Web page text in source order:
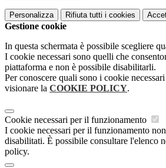
Personalizza Rifiuta tutti i cookies
Gestione cookie
In questa schermata è possibile scegliere
I cookie necessari sono quelli che
piattaforma e non è possibile disabilitarli.
Per conoscere quali sono i cookie
visionare la COOKIE POLICY.
Cookie necessari per il funzionamento
I cookie necessari per il funzionamento
disabilitati. È possibile consultare l'elenco
policy.